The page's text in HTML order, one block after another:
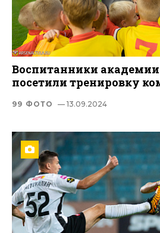
Воспитанники академии
посетили тренировку
99 ФОТО — 13.09.2024